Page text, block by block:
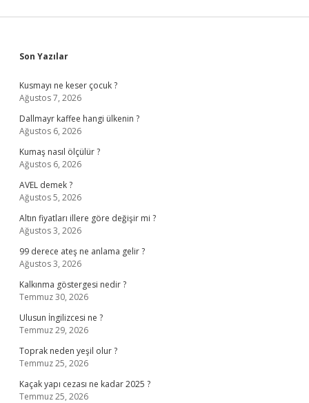
Sidebar
Son Yazılar
Kusmayı ne keser çocuk ?
Ağustos 7, 2026
Dallmayr kaffee hangi ülkenin ?
Ağustos 6, 2026
Kumaş nasıl ölçülür ?
Ağustos 6, 2026
AVEL demek ?
Ağustos 5, 2026
Altın fiyatları illere göre değişir mi ?
Ağustos 3, 2026
99 derece ateş ne anlama gelir ?
Ağustos 3, 2026
Kalkınma göstergesi nedir ?
Temmuz 30, 2026
Ulusun İngilizcesi ne ?
Temmuz 29, 2026
Toprak neden yeşil olur ?
Temmuz 25, 2026
Kaçak yapı cezası ne kadar 2025 ?
Temmuz 25, 2026